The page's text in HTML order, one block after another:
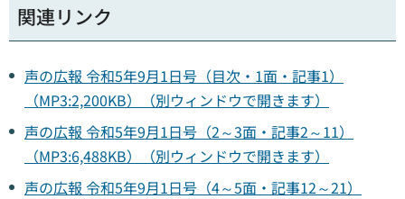
関連リンク
声の広報 令和5年9月1日号（目次・1面・記事1）
（MP3:2,200KB）（別ウィンドウで開きます）
声の広報 令和5年9月1日号（2～3面・記事2～11）
（MP3:6,488KB）（別ウィンドウで開きます）
声の広報 令和5年9月1日号（4～5面・記事12～21）